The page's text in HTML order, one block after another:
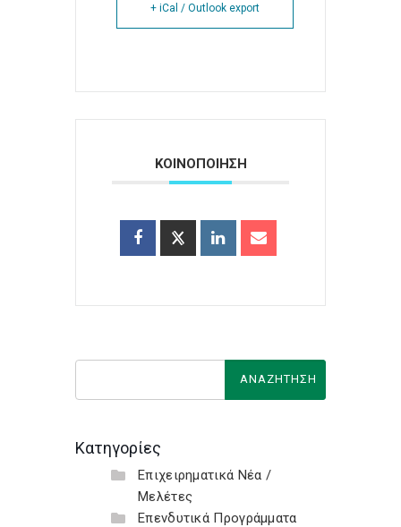
+ iCal / Outlook export
ΚΟΙΝΟΠΟΙΗΣΗ
Κατηγορίες
Επιχειρηματικά Νέα /
Μελέτες
Επενδυτικά Προγράμματα